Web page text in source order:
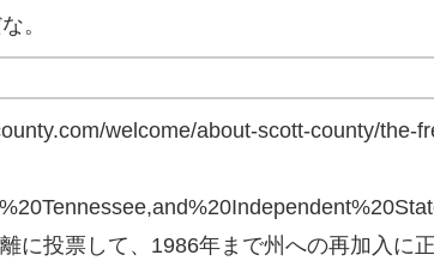
。
welcome/about-scott-county/the-
に投票して、1986年まで州への再加入に